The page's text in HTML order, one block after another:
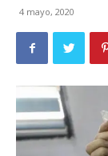
4 mayo, 2020